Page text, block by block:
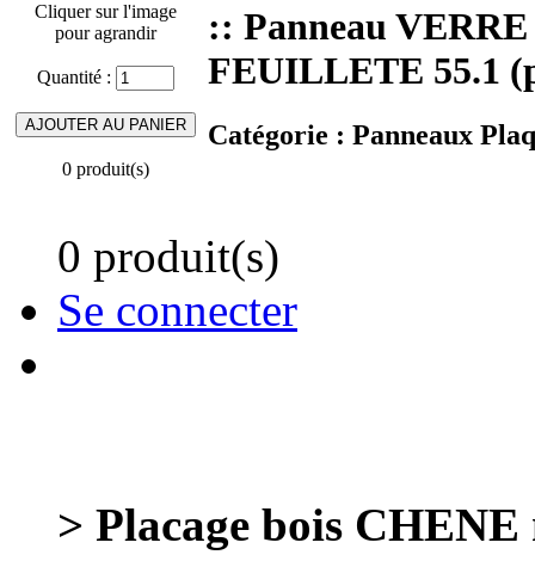
Cliquer sur l'image
pour agrandir
Quantité :
0 produit(s)
:: Panneau
FEUILLETE 55.1
Catégorie : Panneaux
0 produit(s)
Se connecter
> Placage bois